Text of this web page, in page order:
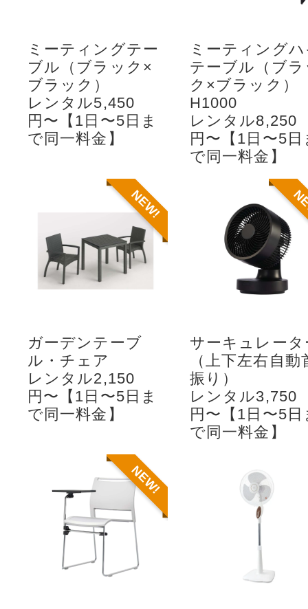
ミーティングテー
ブル（ブラック×
ブラック）
レンタル5,450
円〜【1日〜5日ま
で同一料金】
ミーティング
テーブル（ブラ
ク×ブラック）
H1000
レンタル8,250
円〜【1日〜5日
で同一料金】
ガーデンテーブ
ル・チェア
レンタル2,150
円〜【1日〜5日ま
で同一料金】
NEW!
サーキュレータ
（上下左右自動
振り）
レンタル3,750
円〜【1日〜5日
で同一料金】
NEW!